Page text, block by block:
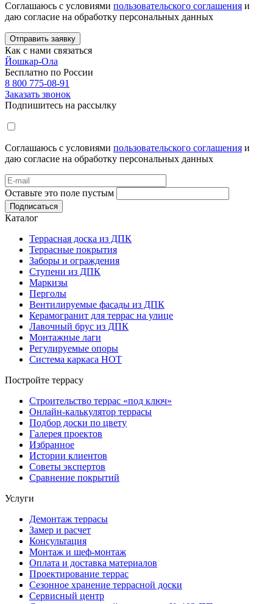
Соглашаюсь с условиями пользовательского соглашения и
даю согласие на обработку персональных данных
Отправить заявку
Как с нами связаться
Йошкар-Ола
Бесплатно по России
8 800 775-08-91
Заказать звонок
Подпишитесь на рассылку
Соглашаюсь с условиями пользовательского соглашения и
даю согласие на обработку персональных данных
Оставьте это поле пустым
Подписаться
Каталог
Террасная доска из ДПК
Террасные покрытия
Заборы и ограждения
Ступени из ДПК
Маркизы
Перголы
Вентилируемые фасады из ДПК
Керамогранит для террас на улице
Лавочный брус из ДПК
Монтажные лаги
Регулируемые опоры
Система каркаса НОТ
Постройте террасу
Строительство террас «под ключ»
Онлайн-калькулятор террасы
Подбор доски по цвету
Галерея проектов
Избранное
Истории клиентов
Советы экспертов
Сравнение покрытий
Услуги
Демонтаж террасы
Замер и расчет
Консультация
Монтаж и шеф-монтаж
Оплата и доставка материалов
Проектирование террас
Сезонное хранение террасной доски
Сервисный центр